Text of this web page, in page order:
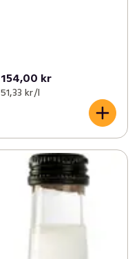
154,00 kr
51,33 kr /l